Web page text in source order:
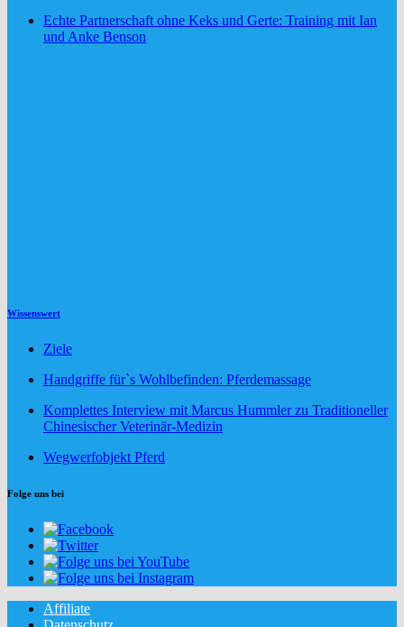
Echte Partnerschaft ohne Keks und Gerte: Training mit Ian
und Anke Benson
Wissenswert
Ziele
Handgriffe für`s Wohlbefinden: Pferdemassage
Komplettes Interview mit Marcus Hummler zu Traditioneller
Chinesischer Veterinär-Medizin
Wegwerfobjekt Pferd
Folge uns bei
Affiliate